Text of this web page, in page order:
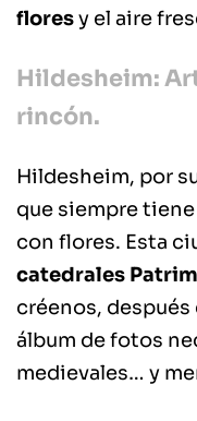
floresy el aire
Hildesheim:
rincón.
Hildesheim, por
que siempre
con flores. Esta
catedrales
créenos, después
álbum de fotos
medievales… y